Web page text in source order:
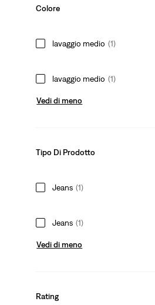
Colore
lavaggio medio (1)
lavaggio medio (1)
Vedi di meno
Tipo Di Prodotto
Jeans (1)
Jeans (1)
Vedi di meno
Rating